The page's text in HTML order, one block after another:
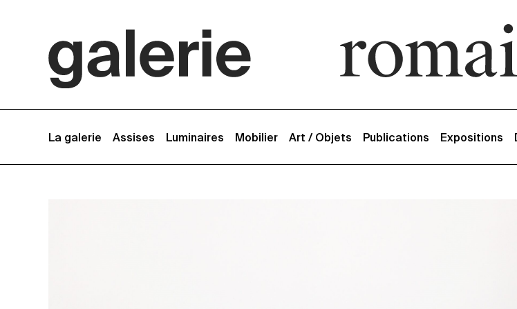
La galerie Assises Luminaires Mobilier Art / Objets Publications Expositions